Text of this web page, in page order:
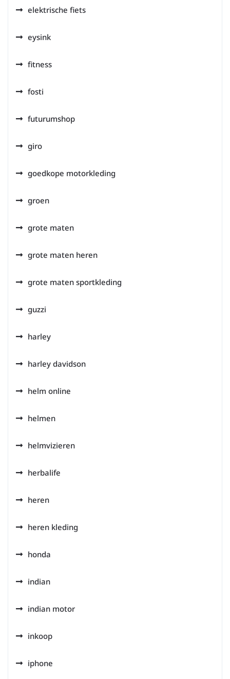
elektrische fiets
eysink
fitness
fosti
futurumshop
giro
goedkope motorkleding
groen
grote maten
grote maten heren
grote maten sportkleding
guzzi
harley
harley davidson
helm online
helmen
helmvizieren
herbalife
heren
heren kleding
honda
indian
indian motor
inkoop
iphone